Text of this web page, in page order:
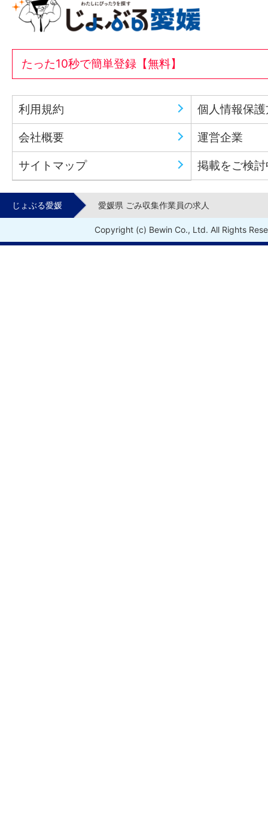
たった10秒で簡単登録【無料】
利用規約 個人情報保
会社概要 運営企業
サイトマップ 掲載をご検
じょぶる愛媛 愛媛県 ごみ収集作業員の求人
Copyright (c) Bewin Co., Ltd. All Rights